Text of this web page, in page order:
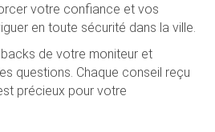
votre confiance et vos
en toute sécurité dans la ville.
de votre moniteur et
questions. Chaque conseil reçu
précieux pour votre